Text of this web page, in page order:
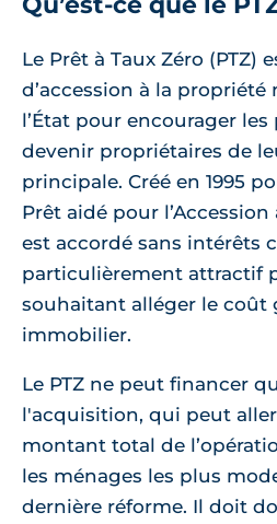
Le Prêt à Taux Zéro (PTZ)
d’accession à la propriété
l’État pour encourager
devenir propriétaires de
principale. Créé en 1995
Prêt aidé pour l’Accession
est accordé sans intérêts
particulièrement attractif
souhaitant alléger le coût
immobilier.
Le PTZ ne peut financer
l'acquisition, qui peut
montant total de
les ménages les plus
dernière réforme. Il doit